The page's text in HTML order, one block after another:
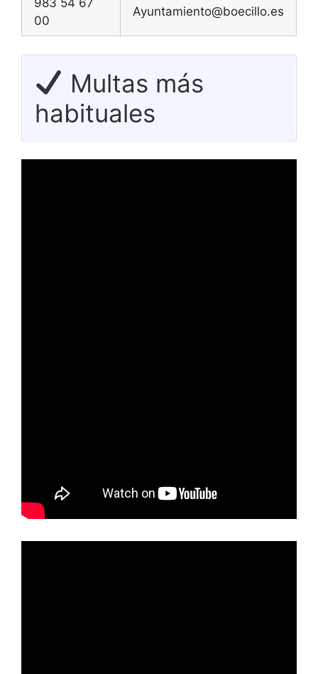
983 54 67
00
Ayuntamiento@boecillo.es
Multas más
habituales